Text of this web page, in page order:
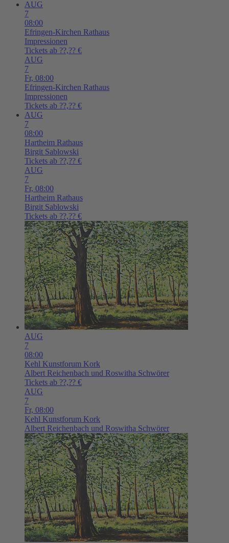
AUG
7
08:00
Efringen-Kirchen Rathaus
Impressionen
Tickets ab ??,?? €
AUG
7
Fr, 08:00
Efringen-Kirchen Rathaus
Impressionen
Tickets ab ??,?? €
AUG
7
08:00
Hartheim Rathaus
Birgit Sablowski
Tickets ab ??,?? €
AUG
7
Fr, 08:00
Hartheim Rathaus
Birgit Sablowski
Tickets ab ??,?? €
AUG
7
08:00
Kehl Kunstforum Kork
Albert Reichenbach und Roswitha Schwörer
Tickets ab ??,?? €
AUG
7
Fr, 08:00
Kehl Kunstforum Kork
Albert Reichenbach und Roswitha Schwörer